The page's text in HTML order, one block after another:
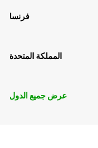
فرنسا
المملكة المتحدة
عرض جميع الدول